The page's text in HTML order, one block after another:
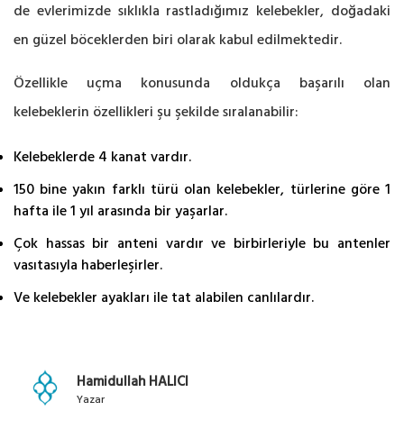
de evlerimizde sıklıkla rastladığımız kelebekler, doğadaki
en güzel böceklerden biri olarak kabul edilmektedir.
Özellikle uçma konusunda oldukça başarılı olan
kelebeklerin özellikleri şu şekilde sıralanabilir:
Kelebeklerde 4 kanat vardır.
150 bine yakın farklı türü olan kelebekler, türlerine göre 1
hafta ile 1 yıl arasında bir yaşarlar.
Çok hassas bir anteni vardır ve birbirleriyle bu antenler
vasıtasıyla haberleşirler.
Ve kelebekler ayakları ile tat alabilen canlılardır.
Hamidullah HALICI
Yazar